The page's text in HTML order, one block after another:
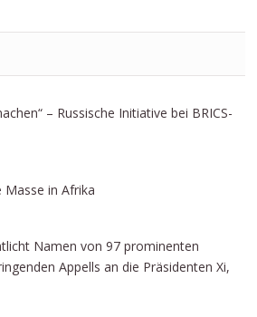
– Russische Initiative bei BRICS-
Masse in Afrika
Namen von 97 prominenten
Appells an die Präsidenten Xi,